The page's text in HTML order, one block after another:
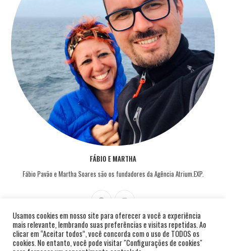
FÁBIO E MARTHA
Fábio Pavão e Martha Soares são os fundadores da Agência Atrium.EXP.
Usamos cookies em nosso site para oferecer a você a experiência
mais relevante, lembrando suas preferências e visitas repetidas. Ao
clicar em “Aceitar todos”, você concorda com o uso de TODOS os
cookies. No entanto, você pode visitar "Configurações de cookies"